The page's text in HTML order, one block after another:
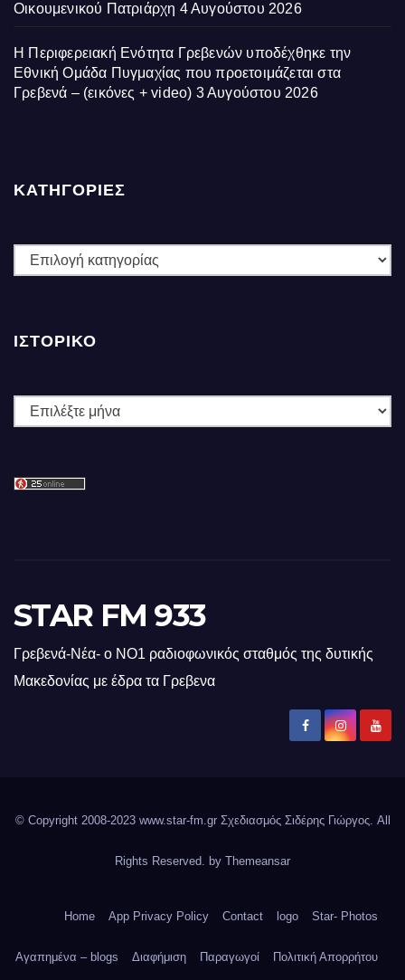
Οικουμενικού Πατριάρχη 4 Αυγούστου 2026
Η Περιφερειακή Ενότητα Γρεβενών υποδέχθηκε την
Εθνική Ομάδα Πυγμαχίας που προετοιμάζεται στα
Γρεβενά – (εικόνες + video) 3 Αυγούστου 2026
ΚΑΤΗΓΟΡΙΕΣ
ΚΑΤΗΓΟΡΙΕΣ
ΙΣΤΟΡΙΚΌ
Ιστορικό
STAR FM 933
Γρεβενά-Νέα- ο ΝΟ1 ραδιοφωνικός σταθμός της δυτικής
Μακεδονίας με έδρα τα Γρεβενα
© Copyright 2008-2023 www.star-fm.gr Σχεδιασμός Σιδέρης Γιώργος. All
Rights Reserved. by Themeansar
Home App Privacy Policy Contact logo Star- Photos
Αγαπημένα – blogs Διαφήμιση Παραγωγοί Πολιτική Απορρήτου